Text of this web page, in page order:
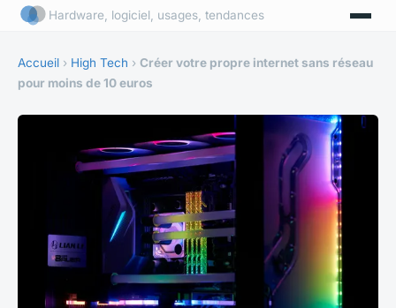
Hardware, logiciel, usages, tendances
Accueil › High Tech › Créer votre propre internet sans réseau
pour moins de 10 euros